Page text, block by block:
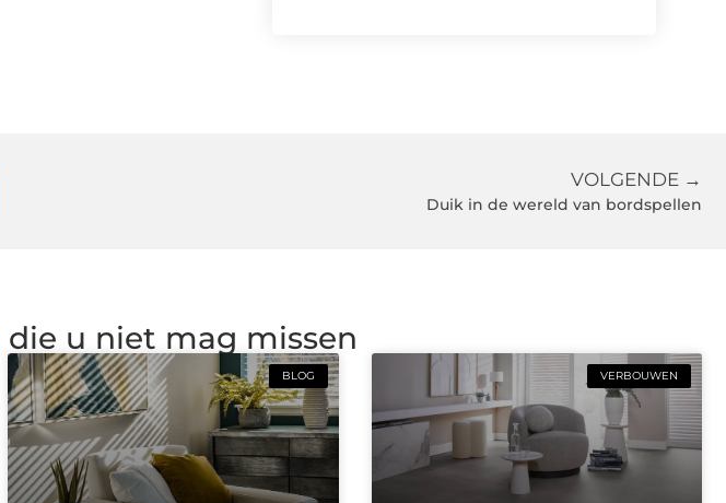
VOLGENDE →
Duik in de wereld van bordspellen
die u niet mag missen
BLOG VERBOUWEN